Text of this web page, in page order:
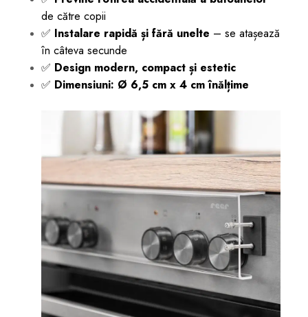
de către copii
✅ Instalare rapidă și fără unelte – se atașează
în câteva secunde
✅ Design modern, compact și estetic
✅ Dimensiuni: Ø 6,5 cm x 4 cm înălțime